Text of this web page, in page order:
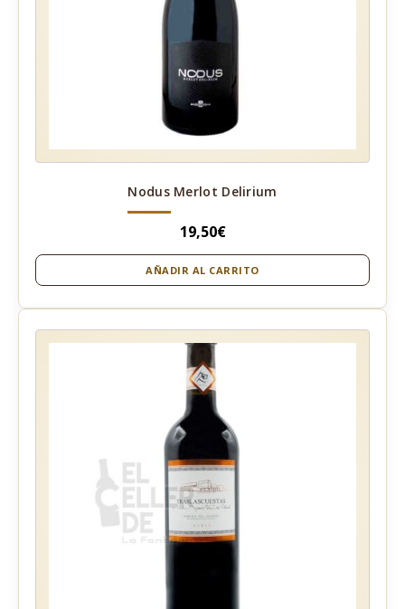
Nodus Merlot Delirium
19,50€
AÑADIR AL CARRITO